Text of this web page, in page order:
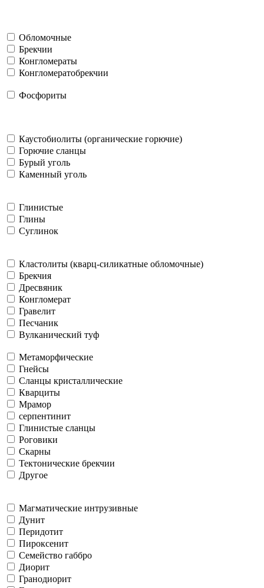
Обломочные
Брекчии
Конгломераты
Конгломератобрекчии
Фосфориты
Каустобиолиты (органические горючие)
Горючие сланцы
Бурый уголь
Каменный уголь
Глинистые
Глины
Суглинок
Кластолиты (кварц-силикатные обломочные)
Брекчия
Дресвяник
Конгломерат
Гравелит
Песчаник
Вулканический туф
Метаморфические
Гнейсы
Сланцы кристаллические
Кварциты
Мрамор
серпентинит
Глинистые сланцы
Роговики
Скарны
Тектонические брекчии
Другое
Магматические интрузивные
Дунит
Перидотит
Пироксенит
Семейство габбро
Диорит
Гранодиорит